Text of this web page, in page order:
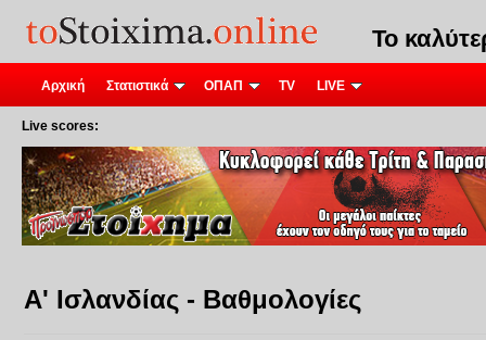
Το
Αρχική Στατιστικά ΟΠΑΠ TV LIVE
Live scores:
Α' Ισλανδίας - Βαθμολογίες